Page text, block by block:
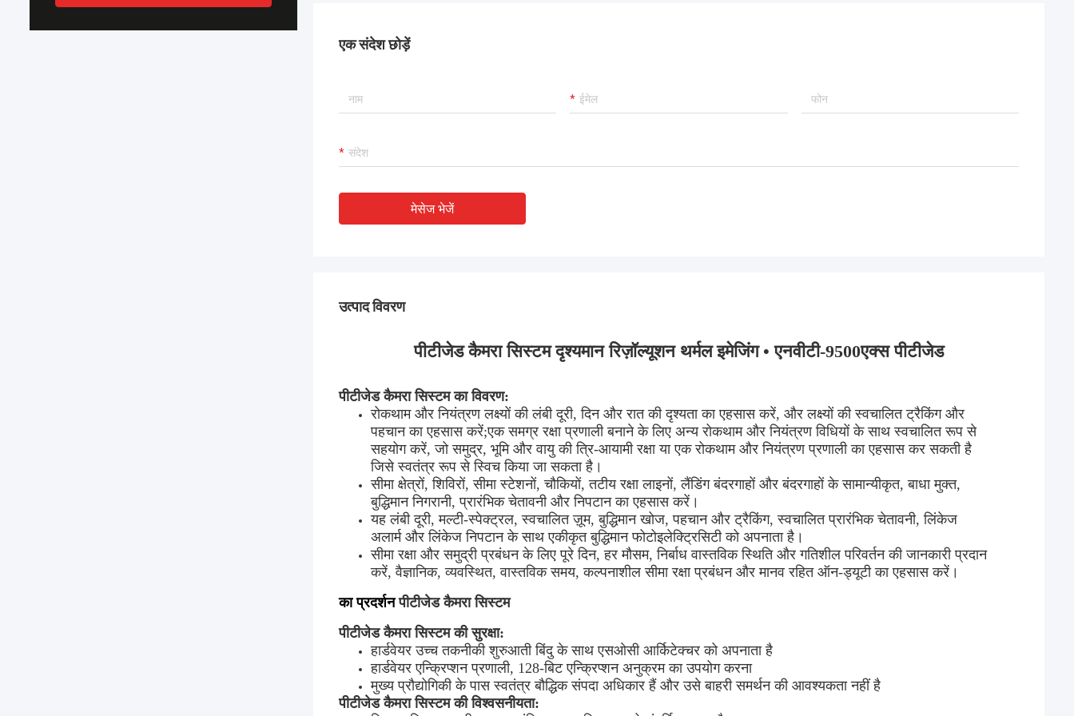
एक संदेश छोड़ें
मेसेज भेजें
उत्पाद विवरण
पीटीजेड कैमरा सिस्टम दृश्यमान रिज़ॉल्यूशन थर्मल इमेजिंग • एनवीटी-9500एक्स पीटीजेड
पीटीजेड कैमरा सिस्टम का विवरण:
रोकथाम और नियंत्रण लक्ष्यों की लंबी दूरी, दिन और रात की दृश्यता का एहसास करें, और लक्ष्यों की स्वचालित ट्रैकिंग और
पहचान का एहसास करें;एक समग्र रक्षा प्रणाली बनाने के लिए अन्य रोकथाम और नियंत्रण विधियों के साथ स्वचालित रूप से
सहयोग करें, जो समुद्र, भूमि और वायु की त्रि-आयामी रक्षा या एक रोकथाम और नियंत्रण प्रणाली का एहसास कर सकती है
जिसे स्वतंत्र रूप से स्विच किया जा सकता है।
सीमा क्षेत्रों, शिविरों, सीमा स्टेशनों, चौकियों, तटीय रक्षा लाइनों, लैंडिंग बंदरगाहों और बंदरगाहों के सामान्यीकृत, बाधा मुक्त,
बुद्धिमान निगरानी, ​​प्रारंभिक चेतावनी और निपटान का एहसास करें।
यह लंबी दूरी, मल्टी-स्पेक्ट्रल, स्वचालित ज़ूम, बुद्धिमान खोज, पहचान और ट्रैकिंग, स्वचालित प्रारंभिक चेतावनी, लिंकेज
अलार्म और लिंकेज निपटान के साथ एकीकृत बुद्धिमान फोटोइलेक्ट्रिसिटी को अपनाता है।
सीमा रक्षा और समुद्री प्रबंधन के लिए पूरे दिन, हर मौसम, निर्बाध वास्तविक स्थिति और गतिशील परिवर्तन की जानकारी प्रदान
करें, वैज्ञानिक, व्यवस्थित, वास्तविक समय, कल्पनाशील सीमा रक्षा प्रबंधन और मानव रहित ऑन-ड्यूटी का एहसास करें।
का प्रदर्शन पीटीजेड कैमरा सिस्टम
पीटीजेड कैमरा सिस्टम की सुरक्षा:
हार्डवेयर उच्च तकनीकी शुरुआती बिंदु के साथ एसओसी आर्किटेक्चर को अपनाता है
हार्डवेयर एन्क्रिप्शन प्रणाली, 128-बिट एन्क्रिप्शन अनुक्रम का उपयोग करना
मुख्य प्रौद्योगिकी के पास स्वतंत्र बौद्धिक संपदा अधिकार हैं और उसे बाहरी समर्थन की आवश्यकता नहीं है
पीटीजेड कैमरा सिस्टम की विश्वसनीयता: